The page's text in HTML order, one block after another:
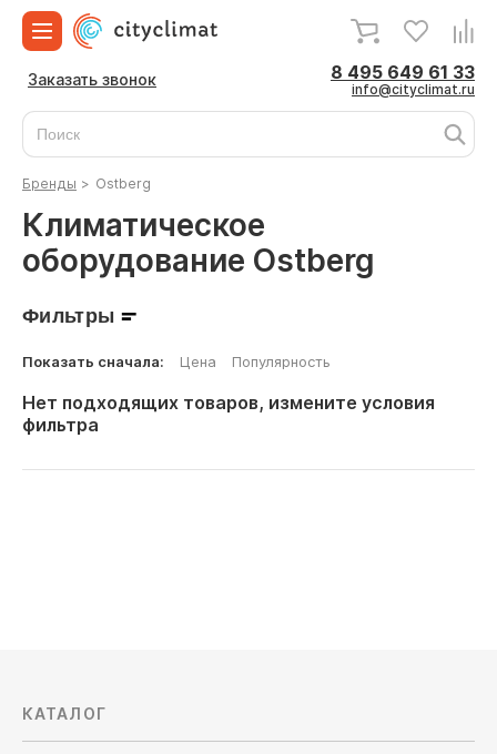
Заказать звонок 8 495 649 61 33
info@cityclimat.ru
Бренды > Ostberg
Климатическое
оборудование Ostberg
Фильтры
Показать сначала: Цена Популярность
Нет подходящих товаров, измените условия
фильтра
КАТАЛОГ